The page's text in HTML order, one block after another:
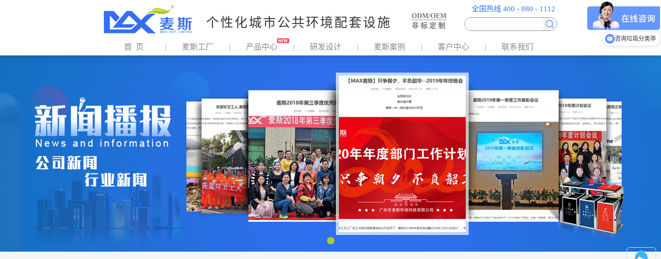
个性化城市公共环境配套设施
ODM/OEM
非 标 定 制
全国热线 400 - 880 - 1112
首 页 麦斯工厂 产品中心 研发设计 麦斯案例 客户中心 联系我们
咨询垃圾分类亭